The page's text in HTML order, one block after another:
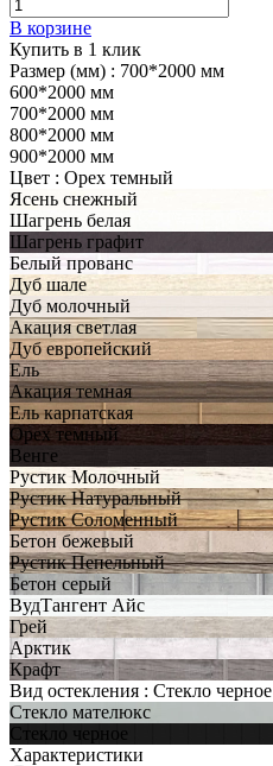
В корзине
Купить в 1 клик
Размер (мм) : 700*2000 мм
600*2000 мм
700*2000 мм
800*2000 мм
900*2000 мм
Цвет : Орех темный
Ясень снежный
Шагрень белая
Шагрень графит
Белый прованс
Дуб шале
Дуб молочный
Акация светлая
Дуб европейский
Ель
Акация темная
Ель карпатская
Орех темный
Венге
Рустик Молочный
Рустик Натуральный
Рустик Соломенный
Бетон бежевый
Рустик Пепельный
Бетон серый
ВудТангент Айс
Грей
Арктик
Крафт
Вид остекления : Стекло черное
Стекло мателюкс
Стекло черное
Характеристики